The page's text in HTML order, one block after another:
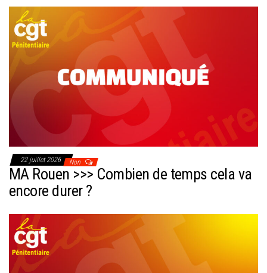
22 juillet 2026 Non
MA Rouen >>> Combien de temps cela va
encore durer ?